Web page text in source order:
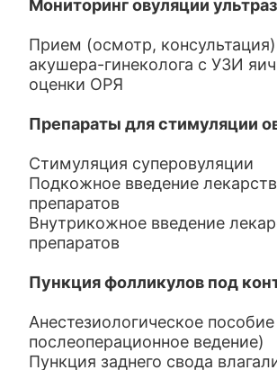
Мониторинг овуляции
Прием (осмотр,
акушера-гинеколога с УЗИ
оценки ОРЯ
Препараты для стимуляции
Стимуляция суперовуляции
Подкожное введение
препаратов
Внутрикожное введение
препаратов
Пункция фолликулов под
Анестезиологическое пособие
послеоперационное ведение)
Пункция заднего свода